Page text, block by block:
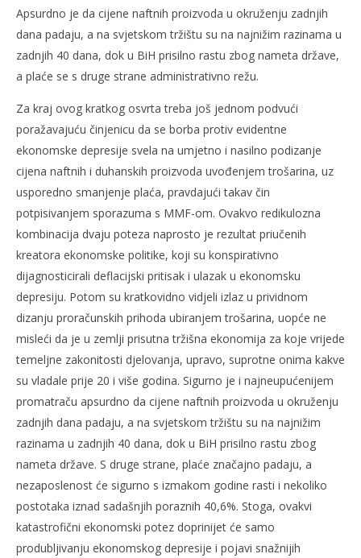
Apsurdno je da cijene naftnih proizvoda u okruženju zadnjih
dana padaju, a na svjetskom tržištu su na najnižim razinama u
zadnjih 40 dana, dok u BiH prisilno rastu zbog nameta države,
a plaće se s druge strane administrativno režu.
Za kraj ovog kratkog osvrta treba još jednom podvući
poražavajuću činjenicu da se borba protiv evidentne
ekonomske depresije svela na umjetno i nasilno podizanje
cijena naftnih i duhanskih proizvoda uvođenjem trošarina, uz
usporedno smanjenje plaća, pravdajući takav čin
potpisivanjem sporazuma s MMF-om. Ovakvo redikulozna
kombinacija dvaju poteza naprosto je rezultat priučenih
kreatora ekonomske politike, koji su konspirativno
dijagnosticirali deflacijski pritisak i ulazak u ekonomsku
depresiju. Potom su kratkovidno vidjeli izlaz u prividnom
dizanju proračunskih prihoda ubiranjem trošarina, uopće ne
misleći da je u zemlji prisutna tržišna ekonomija za koje vrijede
temeljne zakonitosti djelovanja, upravo, suprotne onima kakve
su vladale prije 20 i više godina. Sigurno je i najneupućenijem
promatraču apsurdno da cijene naftnih proizvoda u okruženju
zadnjih dana padaju, a na svjetskom tržištu su na najnižim
razinama u zadnjih 40 dana, dok u BiH prisilno rastu zbog
nameta države. S druge strane, plaće značajno padaju, a
nezaposlenost će sigurno s izmakom godine rasti i nekoliko
postotaka iznad sadašnjih poraznih 40,6%. Stoga, ovakvi
katastrofični ekonomski potez doprinijet će samo
produbljivanju ekonomskog depresije i pojavi snažnijih